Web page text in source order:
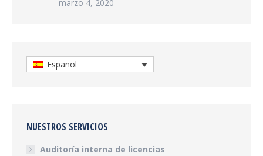
marzo 4, 2020
Español
NUESTROS SERVICIOS
Auditoría interna de licencias